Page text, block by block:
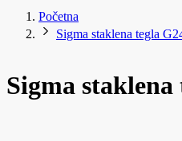
Početna
Sigma staklena tegla
Sigma